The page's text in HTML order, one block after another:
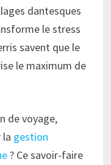
dantesques
le stress
savent que le
le maximum de
de voyage,
la gestion
? Ce savoir-faire